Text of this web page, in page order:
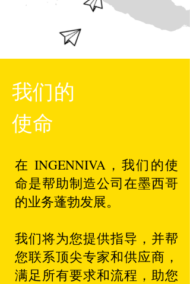
我们的
使命
在 INGENNIVA，我们的使
命是帮助制造公司在墨西哥
的业务蓬勃发展。
我们将为您提供指导，并帮
您联系顶尖专家和供应商，
满足所有要求和流程，助您